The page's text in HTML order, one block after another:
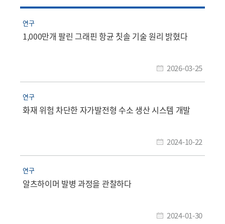
연구
1,000만개 팔린 그래핀 항균 칫솔 기술 원리 밝혔다
2026-03-25
연구
화재 위험 차단한 자가발전형 수소 생산 시스템 개발
2024-10-22
연구
알츠하이머 발병 과정을 관찰하다
2024-01-30